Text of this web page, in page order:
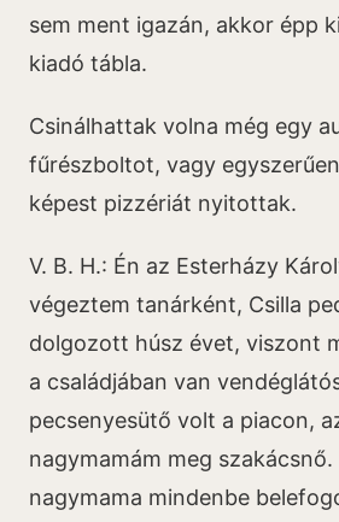
sem ment igazán, akkor épp
kiadó tábla.
Csinálhattak volna még egy
fűrészboltot, vagy
képest pizzériát nyitottak.
V. B. H.: Én az Esterházy
végeztem tanárként, Csilla
dolgozott húsz évet, viszont
a családjában van
pecsenyesütő volt a piacon,
nagymamám meg szakácsnő.
nagymama mindenbe